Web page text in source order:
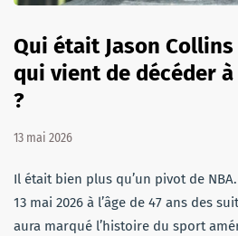
Qui était Jason
qui vient de décéder à
?
13 mai 2026
Il était bien plus qu’un pivot de
13 mai 2026 à l’âge de 47 ans des
aura marqué l’histoire du sport